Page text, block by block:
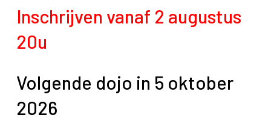
Inschrijven vanaf 2 augustus
20u
Volgende dojo in 5 oktober
2026